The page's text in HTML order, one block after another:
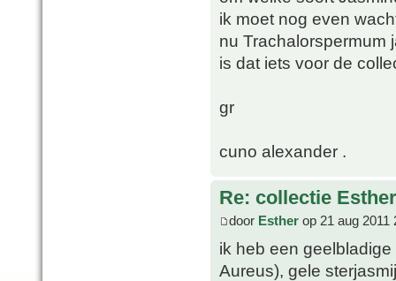
ik moet nog even
nu Trachalorspermum
is dat iets voor de
gr
cuno alexander .
Re: collectie Esther
door Esther op 21 aug 2011
ik heb een
Aureus), gele